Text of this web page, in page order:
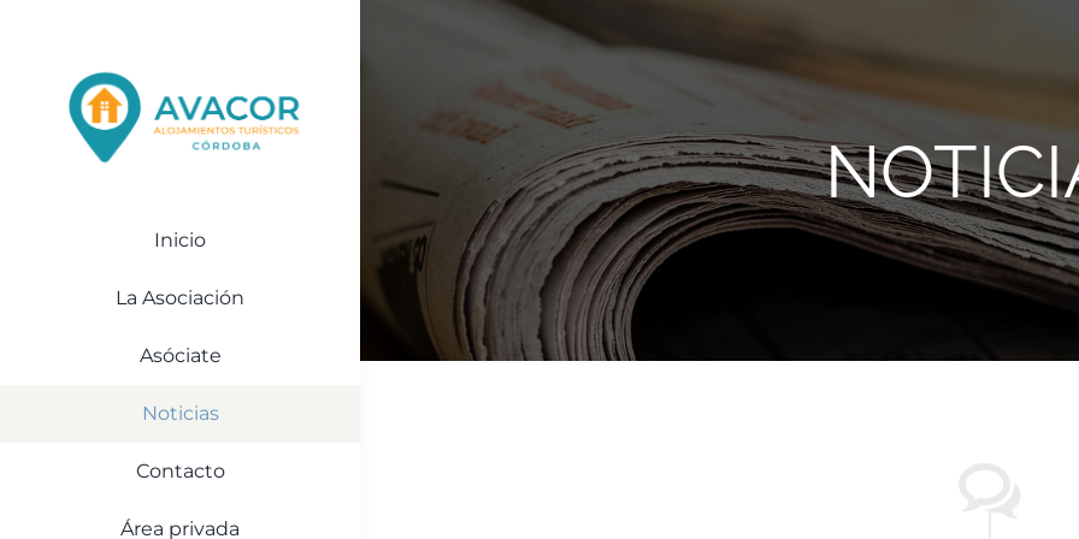
contenido
Inicio
La Asociación
Asóciate
Noticias
Contacto
Área privada